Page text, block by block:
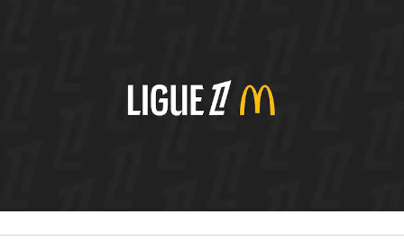
2 - 1